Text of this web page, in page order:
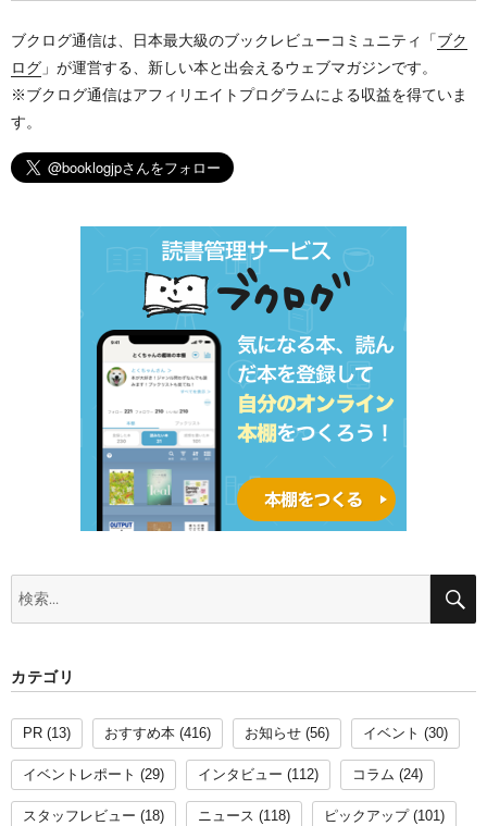
ブクログ通信は、日本最大級のブックレビューコミュニティ「ブク
ログ 」が運営する、新しい本と出会えるウェブマガジンです。
※ブクログ通信はアフィリエイトプログラムによる収益を得ていま
す。
検
カテゴリ
PR (13) おすすめ本 (416) お知らせ (56) イベント (30)
イベントレポート (29) インタビュー (112) コラム (24)
スタッフレビュー (18) ニュース (118) ピックアップ (101)